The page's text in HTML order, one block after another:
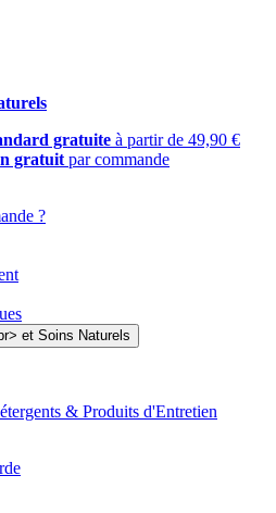
gratuite à partir de 49,90 €
gratuit par commande
?
& Produits d'Entretien